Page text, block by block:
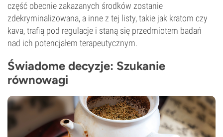
część obecnie zakazanych środków zostanie
zdekryminalizowana, a inne z tej listy, takie jak kratom czy
kava, trafią pod regulacje i staną się przedmiotem badań
nad ich potencjałem terapeutycznym.
Świadome decyzje: Szukanie
równowagi